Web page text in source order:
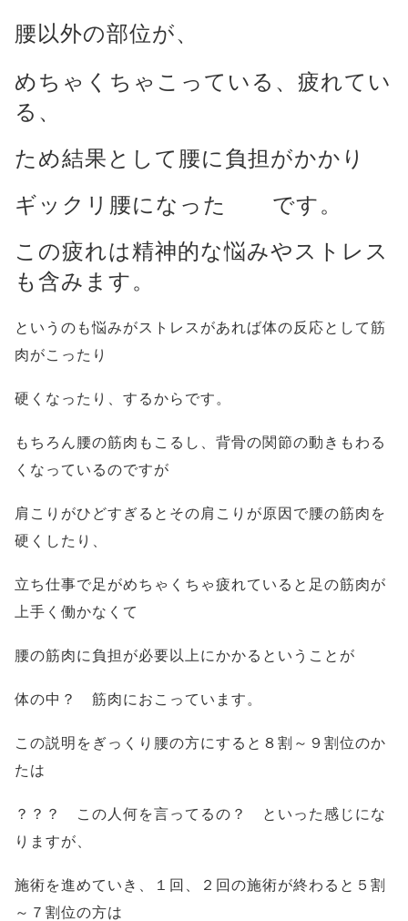
腰以外の部位が、
めちゃくちゃこっている、 疲れてい
る、
ため結果として腰に負担がかかり
ギックリ腰になった です。
この疲れは精神的な悩みやストレス
も含みます。
というのも悩みがストレスがあれば体の反応として筋
肉がこったり
硬くなったり、するからです。
もちろん腰の筋肉もこるし、背骨の関節の動きもわる
くなっているのですが
肩こりがひどすぎるとその肩こりが原因で腰の筋肉を
硬くしたり、
立ち仕事で足がめちゃくちゃ疲れていると足の筋肉が
上手く働かなくて
腰の筋肉に負担が必要以上にかかるということが
体の中？ 筋肉におこっています。
この説明をぎっくり腰の方にすると８割～９割位のか
たは
？？？ この人何を言ってるの？ といった感じにな
りますが、
施術を進めていき、１回、２回の施術が終わると５割
～７割位の方は